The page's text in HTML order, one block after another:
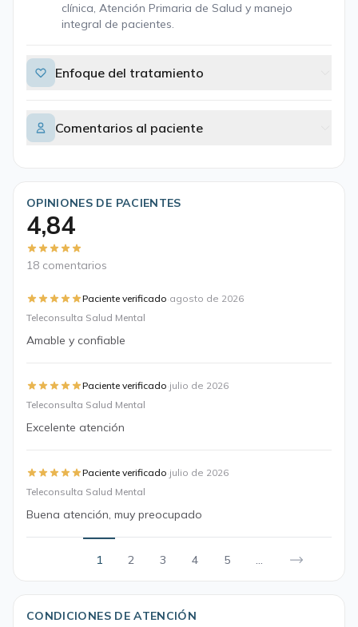
clínica, Atención Primaria de Salud y manejo
integral de pacientes.
Enfoque del tratamiento
Comentarios al paciente
OPINIONES DE PACIENTES
4,84
18 comentarios
Paciente verificado·agosto de 2026
Teleconsulta Salud Mental
Amable y confiable
Paciente verificado·julio de 2026
Teleconsulta Salud Mental
Excelente atención
Paciente verificado·julio de 2026
Teleconsulta Salud Mental
Buena atención, muy preocupado
1 2 3 4 5 ...
CONDICIONES DE ATENCIÓN